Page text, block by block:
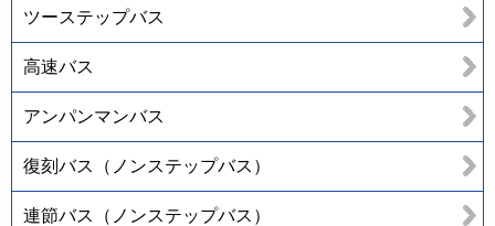
ツーステップバス
高速バス
アンパンマンバス
復刻バス（ノンステップバス）
連節バス（ノンステップバス）